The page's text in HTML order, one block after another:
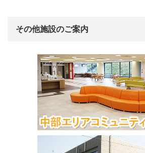
その他施設のご案内